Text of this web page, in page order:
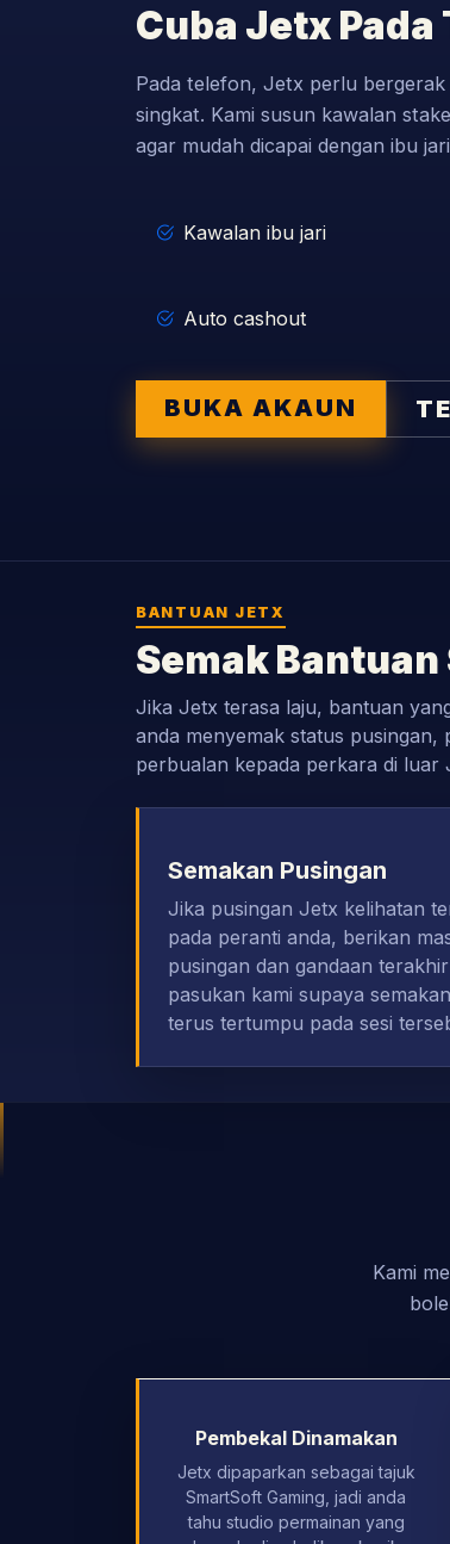
Cuba Jetx Pada
Pada telefon, Jetx perlu
singkat. Kami susun kawalan
agar mudah dicapai dengan ibu
Kawalan ibu jari
Auto cashout
BUKA AKAUN
BANTUAN JETX
Semak
Jika Jetx terasa laju, bantuan
anda menyemak status
perbualan kepada perkara di luar
Semakan Pusingan
Jika pusingan Jetx kelihatan
pada peranti anda, berikan
pusingan dan gandaan
pasukan kami supaya
terus tertumpu pada sesi
Kami
Pembekal Dinamakan
Jetx dipaparkan sebagai tajuk
SmartSoft Gaming, jadi anda
tahu studio permainan yang